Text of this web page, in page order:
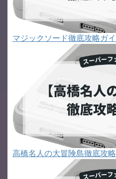
マジックソード徹底攻略ガ
高橋名人の大冒険島徹底攻